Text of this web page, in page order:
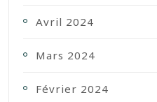
Avril 2024
Mars 2024
Février 2024